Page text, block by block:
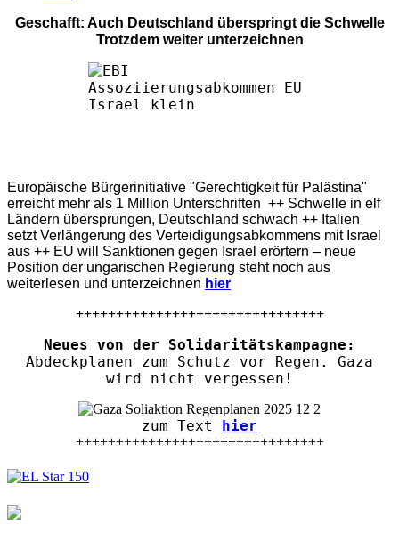
Geschafft: Auch Deutschland überspringt die Schwelle
Trotzdem weiter unterzeichnen
Europäische Bürgerinitiative "Gerechtigkeit für Palästina"
erreicht mehr als 1 Million Unterschriften ++ Schwelle in elf
Ländern übersprungen, Deutschland schwach ++ Italien
setzt Verlängerung des Verteidigungsabkommens mit Israel
aus ++ EU will Sanktionen gegen Israel erörtern – neue
Position der ungarischen Regierung steht noch aus
weiterlesen und unterzeichnen hier
+++++++++++++++++++++++++++++++
Neues von der Solidaritätskampagne:
Abdeckplanen zum Schutz vor Regen. Gaza
wird nicht vergessen!
zum Text hier
+++++++++++++++++++++++++++++++